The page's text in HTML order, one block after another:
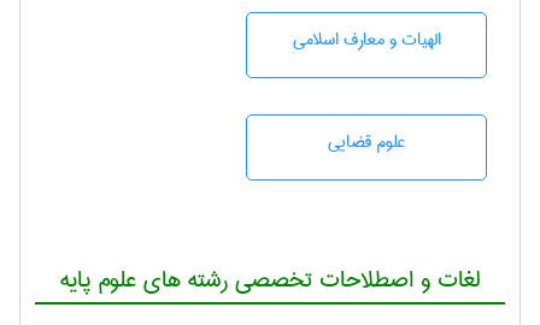
الهیات و معارف اسلامی
علوم قضایی
لغات و اصطلاحات تخصصی رشته های علوم پایه